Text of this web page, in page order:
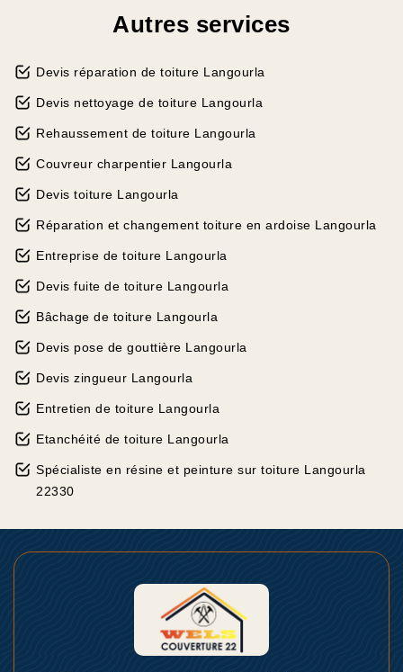
Autres services
Devis réparation de toiture Langourla
Devis nettoyage de toiture Langourla
Rehaussement de toiture Langourla
Couvreur charpentier Langourla
Devis toiture Langourla
Réparation et changement toiture en ardoise Langourla
Entreprise de toiture Langourla
Devis fuite de toiture Langourla
Bâchage de toiture Langourla
Devis pose de gouttière Langourla
Devis zingueur Langourla
Entretien de toiture Langourla
Etanchéité de toiture Langourla
Spécialiste en résine et peinture sur toiture Langourla
22330